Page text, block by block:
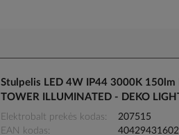
Stulpelis LED 4W IP44 3000K
TOWER ILLUMINATED - DEKO
Elektrobalt prekės kodas
207515
EAN kodas